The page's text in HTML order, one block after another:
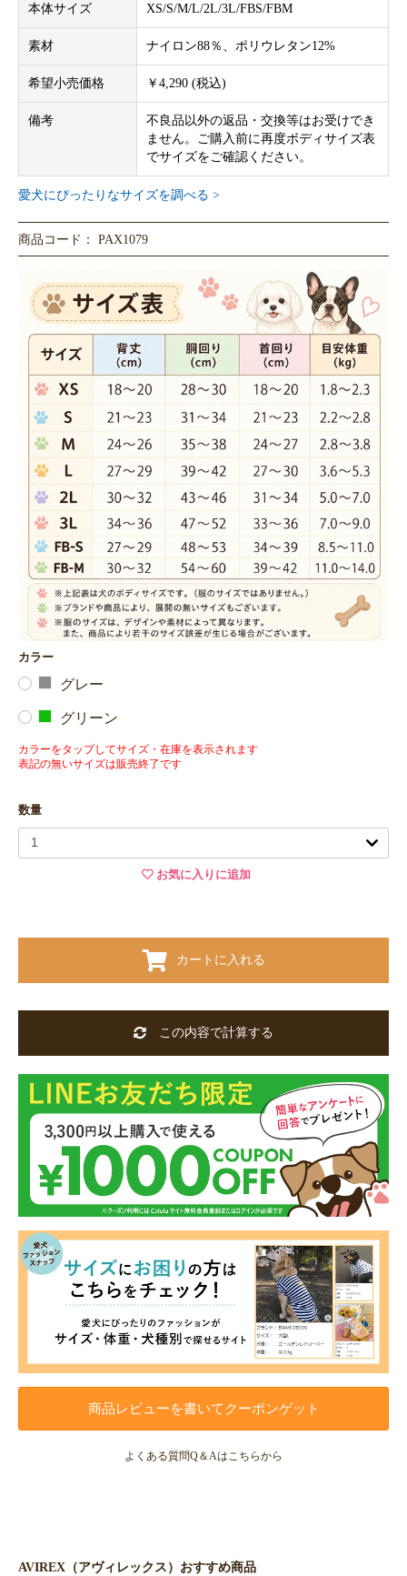
本体サイズ XS/S/M/L/2L/3L/FBS/FBM
素材 ナイロン88％、ポリウレタン12%
希望小売価格 ￥4,290 (税込)
備考
不良品以外の返品・交換等はお受けでき
ません。ご購入前に再度ボディサイズ表
でサイズをご確認ください。
愛犬にぴったりなサイズを調べる >
商品コード： PAX1079
カラー
グレー
グリーン
カラーをタップしてサイズ・在庫を表示されます
表記の無いサイズは販売終了です
数量
お気に入りに追加
カートに入れる
この内容で計算する
商品レビューを書いてクーポンゲット
よくある質問Q＆Aはこちらから
AVIREX（アヴィレックス）おすすめ商品